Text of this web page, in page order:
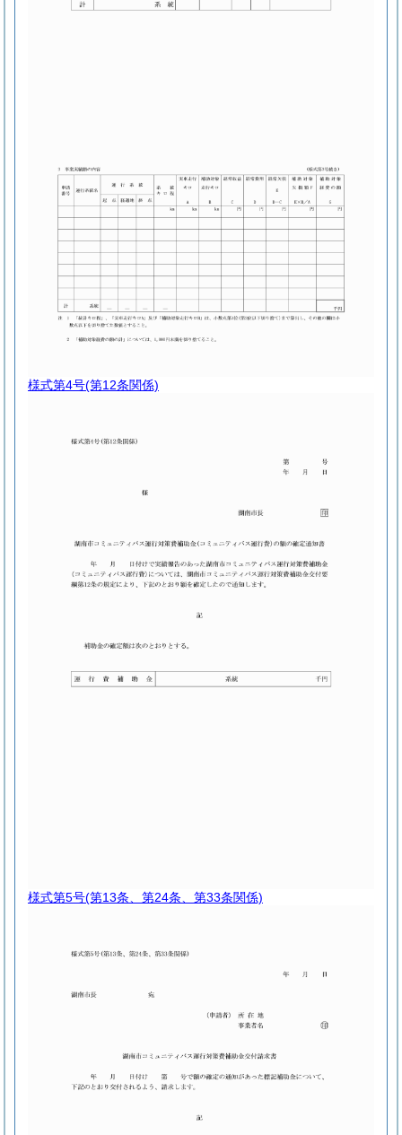
様式第4号(第12条関係)
様式第5号(第13条、第24条、第33条関係)